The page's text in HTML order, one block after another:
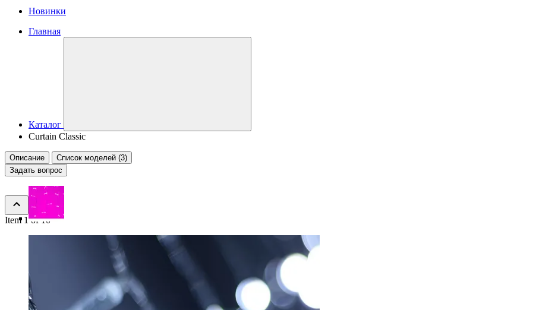
Новинки
Главная
Каталог
Curtain Classic
Описание
Список моделей (3)
Задать вопрос
Item 1 of 10